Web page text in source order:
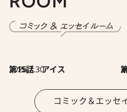
2026.7.30
第15話 アイス 第
コミック＆エッセ